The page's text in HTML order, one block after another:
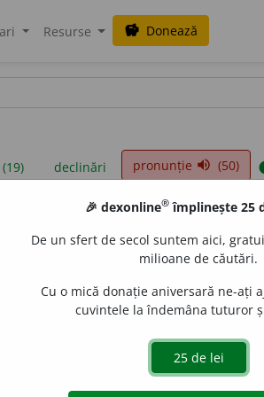
Resurse savings Donează
declinări pronunție volume_up (50)
sunt compilate de echipa dexonline.
reordona filele pe pagina de
surse
🎉 dexonline® împlinește 25
De un sfert de secol suntem aici,
milioane de căutări.
Cu o mică donație aniversară ne-ați
cuvintele la îndemâna tuturor